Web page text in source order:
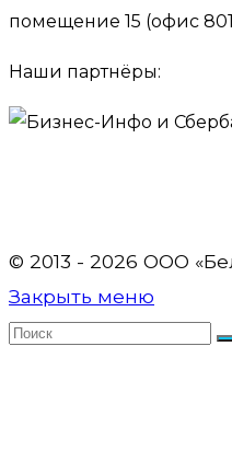
помещение 15 (офис
Наши партнёры:
© 2013 - 2026 OOO
Закрыть меню